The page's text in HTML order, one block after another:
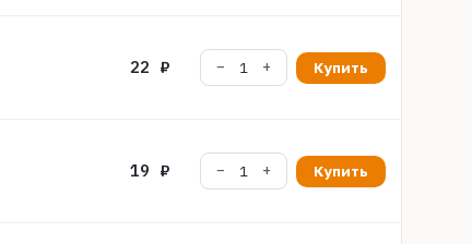
22 ₽ Купить
19 ₽ Купить